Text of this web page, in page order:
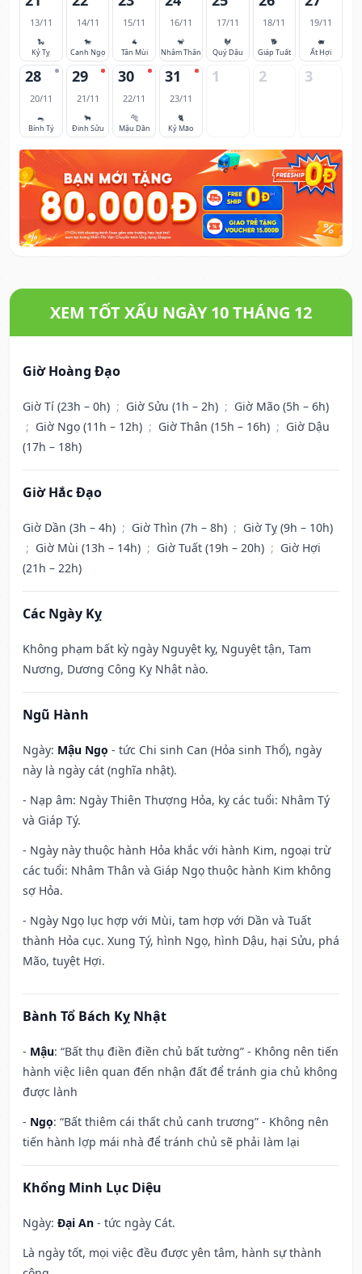
13/11
🐍
Kỷ Tỵ
14/11
🐎
Canh Ngọ
15/11
🐐
Tân Mùi
16/11
🐒
Nhâm Thân
17/11
🐓
Quý Dậu
18/11
🐕
Giáp Tuất
19/11
🐖
Ất Hợi
28
20/11
🐀
Bính Tý
29
21/11
🐂
Đinh Sửu
30
22/11
🐅
Mậu Dần
31
23/11
🐈
Kỷ Mão
1 2 3
XEM TỐT XẤU NGÀY 10 THÁNG 12
Giờ Hoàng Đạo
Giờ Tí (23h – 0h) ; Giờ Sửu (1h – 2h) ; Giờ Mão (5h – 6h)
; Giờ Ngọ (11h – 12h) ; Giờ Thân (15h – 16h) ; Giờ Dậu
(17h – 18h)
Giờ Hắc Đạo
Giờ Dần (3h – 4h) ; Giờ Thìn (7h – 8h) ; Giờ Tỵ (9h – 10h)
; Giờ Mùi (13h – 14h) ; Giờ Tuất (19h – 20h) ; Giờ Hợi
(21h – 22h)
Các Ngày Kỵ
Không phạm bất kỳ ngày Nguyệt kỵ, Nguyệt tận, Tam
Nương, Dương Công Kỵ Nhật nào.
Ngũ Hành
Ngày: Mậu Ngọ - tức Chi sinh Can (Hỏa sinh Thổ), ngày
này là ngày cát (nghĩa nhật).
- Nạp âm: Ngày Thiên Thượng Hỏa, kỵ các tuổi: Nhâm Tý
và Giáp Tý.
- Ngày này thuộc hành Hỏa khắc với hành Kim, ngoại trừ
các tuổi: Nhâm Thân và Giáp Ngọ thuộc hành Kim không
sợ Hỏa.
- Ngày Ngọ lục hợp với Mùi, tam hợp với Dần và Tuất
thành Hỏa cục. Xung Tý, hình Ngọ, hình Dậu, hại Sửu, phá
Mão, tuyệt Hợi.
Bành Tổ Bách Kỵ Nhật
- Mậu: “Bất thụ điền điền chủ bất tường” - Không nên tiến
hành việc liên quan đến nhận đất để tránh gia chủ không
được lành
- Ngọ: “Bất thiêm cái thất chủ canh trương” - Không nên
tiến hành lợp mái nhà để tránh chủ sẽ phải làm lại
Khổng Minh Lục Diệu
Ngày: Đại An - tức ngày Cát.
Là ngày tốt, mọi việc đều được yên tâm, hành sự thành